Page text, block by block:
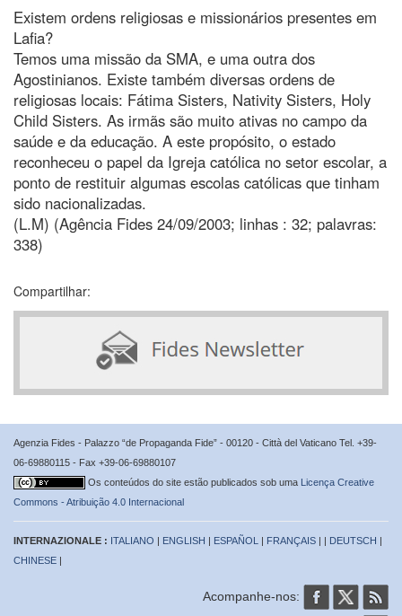
Existem ordens religiosas e missionários presentes em
Lafia?
Temos uma missão da SMA, e uma outra dos
Agostinianos. Existe também diversas ordens de
religiosas locais: Fátima Sisters, Nativity Sisters, Holy
Child Sisters. As irmãs são muito ativas no campo da
saúde e da educação. A este propósito, o estado
reconheceu o papel da Igreja católica no setor escolar, a
ponto de restituir algumas escolas católicas que tinham
sido nacionalizadas.
(L.M) (Agência Fides 24/09/2003; linhas : 32; palavras:
338)
Compartilhar:
Agenzia Fides - Palazzo “de Propaganda Fide” - 00120 - Città del Vaticano Tel. +39-
06-69880115 - Fax +39-06-69880107
Os conteúdos do site estão publicados sob uma Licença Creative
Commons - Atribuição 4.0 Internacional
INTERNAZIONALE : ITALIANO | ENGLISH | ESPAÑOL | FRANÇAIS | | DEUTSCH |
CHINESE |
Acompanhe-nos: